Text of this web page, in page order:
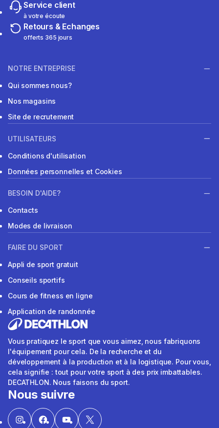
Service client
à votre écoute
Retours & Echanges
offerts 365 jours
NOTRE ENTREPRISE
Qui sommes nous?
Nos magasins
Site de recrutement
UTILISATEURS
Conditions d'utilisation
Données personnelles et Cookies
BESOIN D'AIDE?
Contacts
Modes de livraison
FAIRE DU SPORT
Appli de sport gratuit
Conseils sportifs
Cours de fitness en ligne
Application de randonnée
Vous pratiquez le sport que vous aimez, nous fabriquons
l'équipement pour cela. De la recherche et du
développement à la production et à la logistique. Pour vous,
cela signifie : tout pour votre sport à des prix imbattables.
DECATHLON. Nous faisons du sport.
Nous suivre